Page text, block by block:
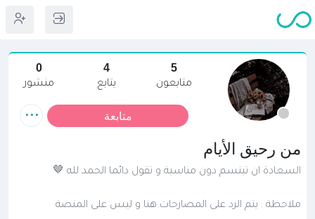
0 4 5
منشور يتابع متابعون
متابعة
من رحيق الأيام
السعادة ان تبتسم دون مناسبة و تقول دائما الحمد لله 🤎
ملاحظة : يتم الرد على المصارحات هنا و ليس على المنصة